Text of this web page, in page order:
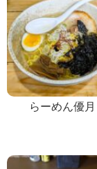
らーめん優月